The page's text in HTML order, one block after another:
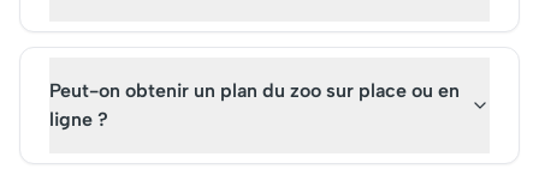
Peut-on obtenir un plan du zoo sur place ou en
ligne ?